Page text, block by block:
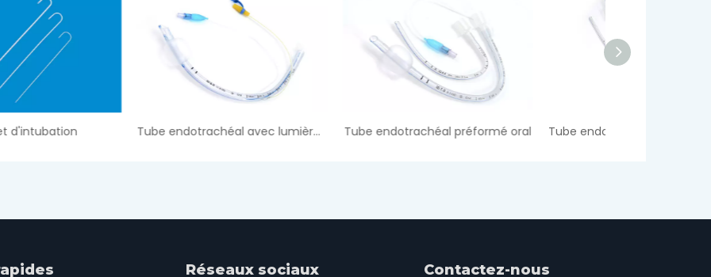
Tube endotrachéal avec lumière d'évacuation Tube endotrachéal préformé oral Tube endotrachéal nasal préformé
Réseaux sociaux Contactez-nous